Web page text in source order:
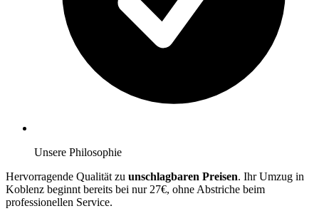
Unsere Philosophie
Hervorragende Qualität zu unschlagbaren Preisen. Ihr Umzug in
Koblenz beginnt bereits bei nur 27€, ohne Abstriche beim
professionellen Service.